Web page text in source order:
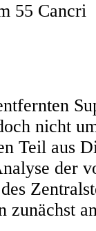
55 Cancri
nicht
Teil aus
der
zunächst